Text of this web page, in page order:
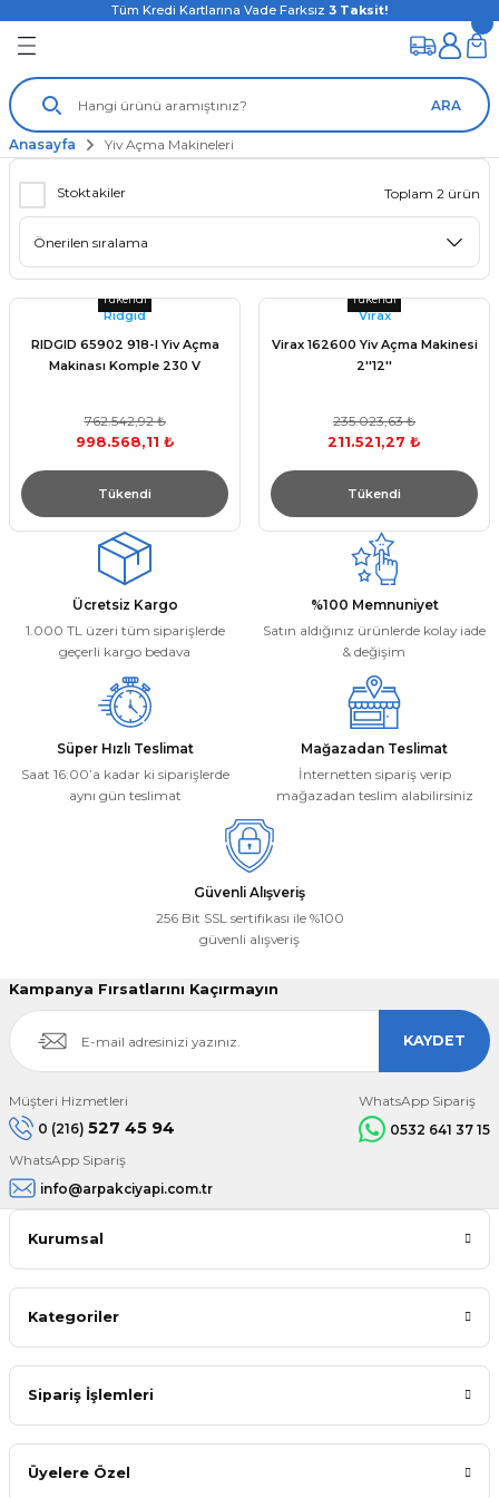
Tüm Kredi Kartlarına Vade Farksız 3 Taksit!
ARA
Anasayfa Yiv Açma Makineleri
Stoktakiler Toplam 2 ürün
Tükendi
Rıdgıd
RIDGID 65902 918-I Yiv Açma
Makinası Komple 230 V
762.542,92 ₺
998.568,11 ₺
Tükendi
Tükendi
Vırax
Virax 162600 Yiv Açma Makinesi
2''12''
235.023,63 ₺
211.521,27 ₺
Tükendi
Ücretsiz Kargo
1.000 TL üzeri tüm siparişlerde
geçerli kargo bedava
%100 Memnuniyet
Satın aldığınız ürünlerde kolay iade
& değişim
Süper Hızlı Teslimat
Saat 16:00’a kadar ki siparişlerde
aynı gün teslimat
Mağazadan Teslimat
İnternetten sipariş verip
mağazadan teslim alabilirsiniz
Güvenli Alışveriş
256 Bit SSL sertifikası ile %100
güvenli alışveriş
Kampanya Fırsatlarını Kaçırmayın
KAYDET
Müşteri Hizmetleri
0 (216) 527 45 94
WhatsApp Sipariş
0532 641 37 15
WhatsApp Sipariş
info@arpakciyapi.com.tr
Kurumsal
Kategoriler
Sipariş İşlemleri
Üyelere Özel